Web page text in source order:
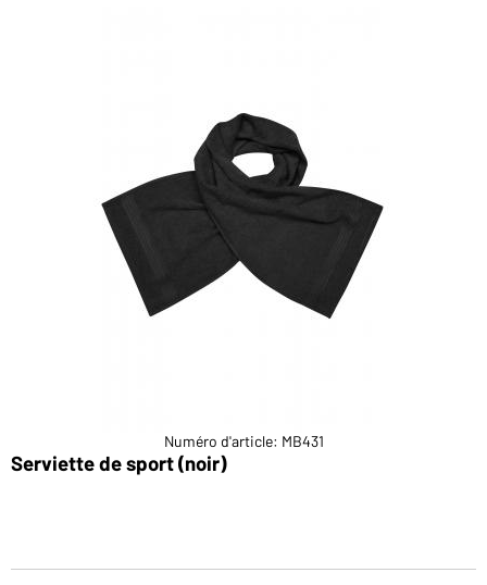
Numéro d'article: MB431
Serviette de sport (noir)